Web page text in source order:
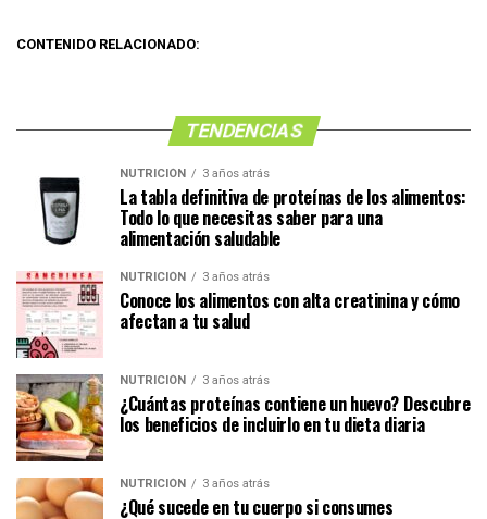
CONTENIDO RELACIONADO:
TENDENCIAS
NUTRICIÓN 3 años atrás
La tabla definitiva de proteínas de los alimentos:
Todo lo que necesitas saber para una
alimentación saludable
NUTRICIÓN 3 años atrás
Conoce los alimentos con alta creatinina y cómo
afectan a tu salud
NUTRICIÓN 3 años atrás
¿Cuántas proteínas contiene un huevo? Descubre
los beneficios de incluirlo en tu dieta diaria
NUTRICIÓN 3 años atrás
¿Qué sucede en tu cuerpo si consumes